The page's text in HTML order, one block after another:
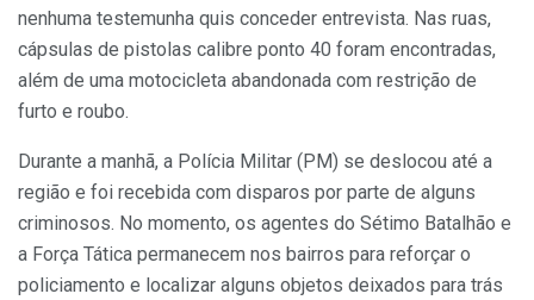
nenhuma testemunha quis conceder entrevista. Nas ruas,
cápsulas de pistolas calibre ponto 40 foram encontradas,
além de uma motocicleta abandonada com restrição de
furto e roubo.
Durante a manhã, a Polícia Militar (PM) se deslocou até a
região e foi recebida com disparos por parte de alguns
criminosos. No momento, os agentes do Sétimo Batalhão e
a Força Tática permanecem nos bairros para reforçar o
policiamento e localizar alguns objetos deixados para trás